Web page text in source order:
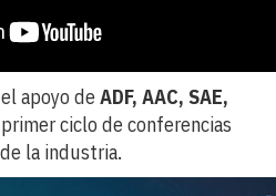
apoyo deADF, AAC, SAE,
ciclo de conferencias
la industria.